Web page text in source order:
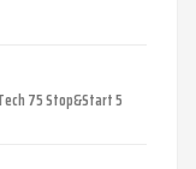
75 Stop&Start 5